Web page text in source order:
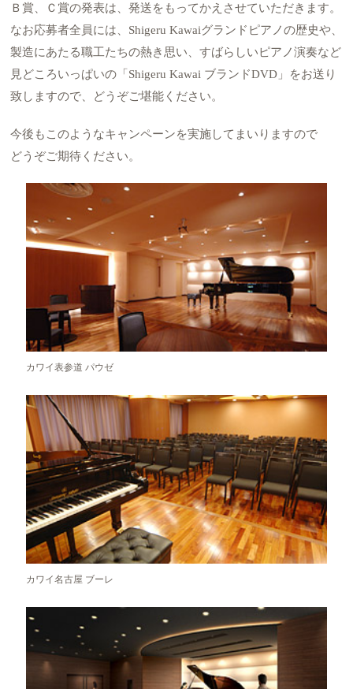
Ｂ賞、Ｃ賞の発表は、発送をもってかえさせていただきます。
なお応募者全員には、Shigeru Kawaiグランドピアノの歴史や、
製造にあたる職工たちの熱き思い、すばらしいピアノ演奏など
見どころいっぱいの「Shigeru Kawai ブランドDVD」をお送り
致しますので、どうぞご堪能ください。
今後もこのようなキャンペーンを実施してまいりますので
どうぞご期待ください。
カワイ表参道 パウゼ
カワイ名古屋 ブーレ